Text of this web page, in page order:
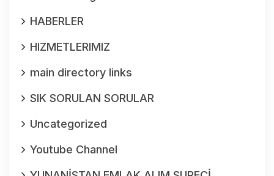
HABERLER
HIZMETLERIMIZ
main directory links
SIK SORULAN SORULAR
Uncategorized
Youtube Channel